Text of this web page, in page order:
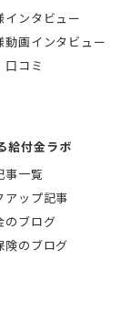
インタビュー
動画インタビュー
口コミ
給付金ラボ
事一覧
アップ記事
のブログ
険のブログ